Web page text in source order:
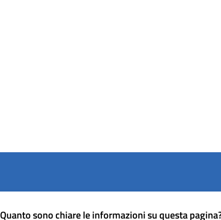
Quanto sono chiare le informazioni su questa